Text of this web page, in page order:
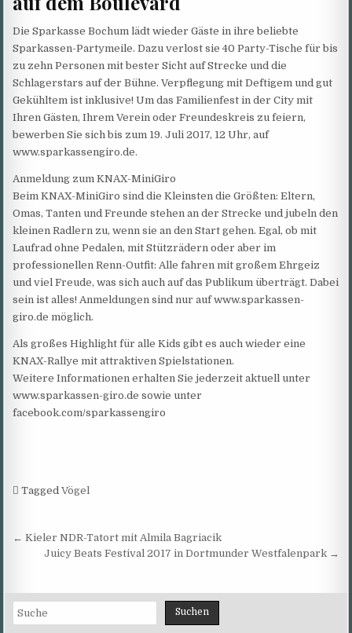
Die Sparkasse Bochum lädt wieder Gäste in ihre beliebte
Sparkassen-Partymeile. Dazu verlost sie 40 Party-Tische für bis
zu zehn Personen mit bester Sicht auf Strecke und die
Schlagerstars auf der Bühne. Verpflegung mit Deftigem und gut
Gekühltem ist inklusive! Um das Familienfest in der City mit
Ihren Gästen, Ihrem Verein oder Freundeskreis zu feiern,
bewerben Sie sich bis zum 19. Juli 2017, 12 Uhr, auf
www.sparkassengiro.de.
Anmeldung zum KNAX-MiniGiro
Beim KNAX-MiniGiro sind die Kleinsten die Größten: Eltern,
Omas, Tanten und Freunde stehen an der Strecke und jubeln den
kleinen Radlern zu, wenn sie an den Start gehen. Egal, ob mit
Laufrad ohne Pedalen, mit Stützrädern oder aber im
professionellen Renn-Outfit: Alle fahren mit großem Ehrgeiz
und viel Freude, was sich auch auf das Publikum überträgt. Dabei
sein ist alles! Anmeldungen sind nur auf www.sparkassen-
giro.de möglich.
Als großes Highlight für alle Kids gibt es auch wieder eine
KNAX-Rallye mit attraktiven Spielstationen.
Weitere Informationen erhalten Sie jederzeit aktuell unter
www.sparkassen-giro.de sowie unter
facebook.com/sparkassengiro
TaggedVögel
Beitragsnavigation
← Kieler NDR-Tatort mit Almila Bagriacik
Juicy Beats Festival 2017 in Dortmunder Westfalenpark →
Suchen Suchen